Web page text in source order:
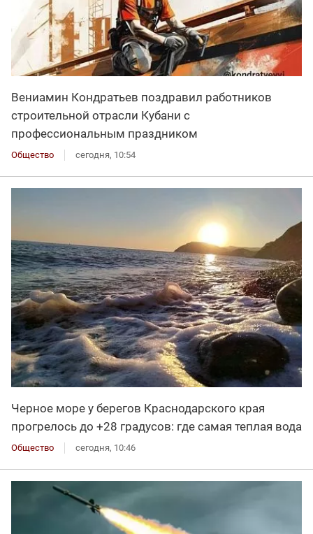
Вениамин Кондратьев поздравил работников
строительной отрасли Кубани с
профессиональным праздником
Общество сегодня, 10:54
Черное море у берегов Краснодарского края
прогрелось до +28 градусов: где самая теплая вода
Общество сегодня, 10:46